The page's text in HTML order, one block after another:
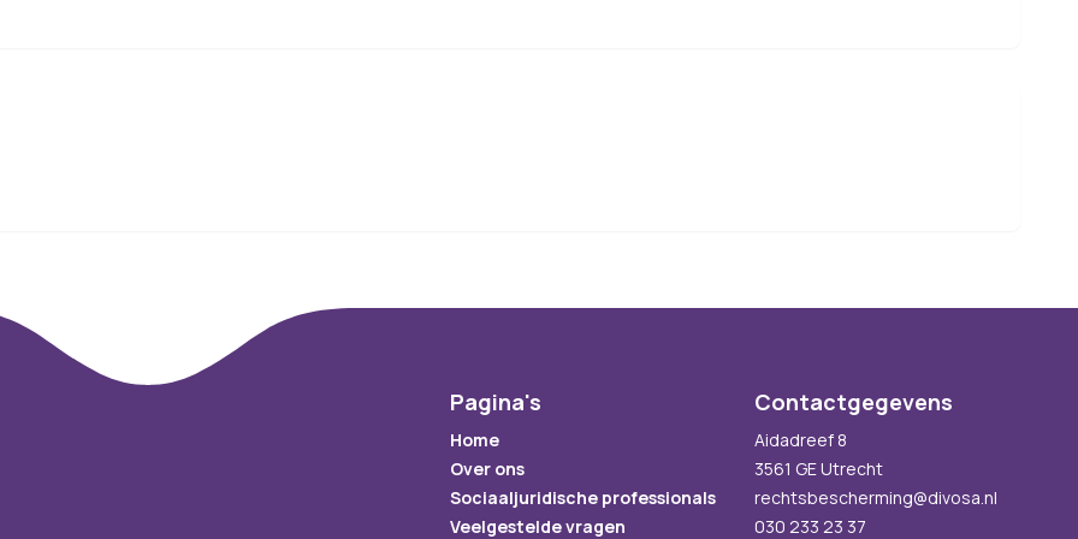
Pagina's
Home
Over ons
Sociaaljuridische professionals
Veelgestelde vragen
Contactgegevens
Aidadreef 8
3561 GE Utrecht
rechtsbescherming@divosa.nl
030 233 23 37